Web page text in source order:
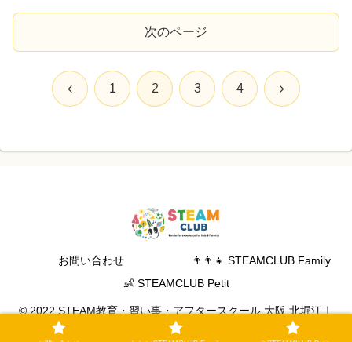
次のページ
前 1 2 3 4 次
お問い合わせ
👨‍👨‍👧 STEAMCLUB Family
👶 STEAMCLUB Petit
© 2022 STEAM教育・習い事・アフタースクール 大阪 北堀江｜
STEAM CLUB.